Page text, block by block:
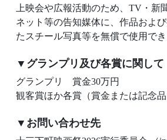
上映会や広報活動のため、TV・新
ネット等の告知媒体に、作品およ
たスチール写真等を無償で使用でき
▼グランプリ及び各賞に関して
グランプリ 賞金30万円
観客賞ほか各賞（賞金または記念品
▼お問い合わせ先